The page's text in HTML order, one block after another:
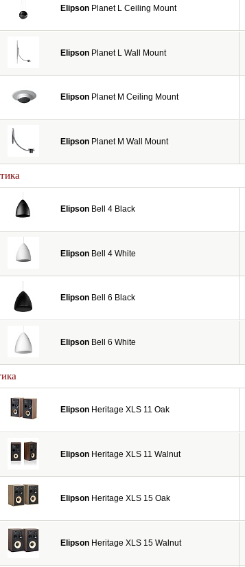
Elipson Planet L Ceiling Mount
Elipson Planet L Wall Mount
Elipson Planet M Ceiling Mount
Elipson Planet M Wall Mount
Elipson Bell 4 Black
Elipson Bell 4 White
Elipson Bell 6 Black
Elipson Bell 6 White
Elipson Heritage XLS 11 Oak
Elipson Heritage XLS 11 Walnut
Elipson Heritage XLS 15 Oak
Elipson Heritage XLS 15 Walnut